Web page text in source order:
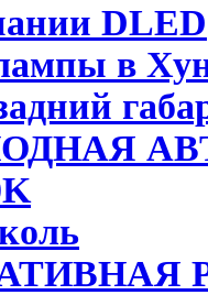
DLED
в